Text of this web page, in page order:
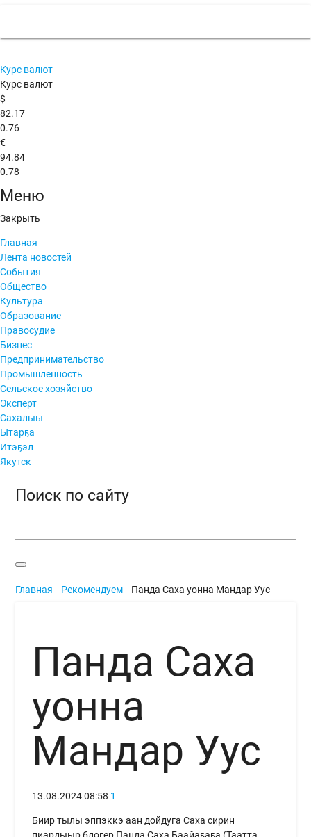
Курс валют
Курс валют
$
82.17
0.76
€
94.84
0.78
Меню
Закрыть
Главная
Лента новостей
События
Общество
Культура
Образование
Правосудие
Бизнес
Предпринимательство
Промышленность
Сельское хозяйство
Эксперт
Сахалыы
Ытарҕа
Итэҕэл
Якутск
Поиск по сайту
Главная Рекомендуем Панда Саха уонна Мандар Уус
Панда Саха
уонна
Мандар Уус
13.08.2024 08:58 1
Биир тылы эппэккэ аан дойдуга Саха сирин